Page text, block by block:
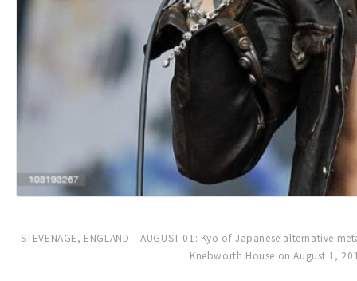
STEVENAGE, ENGLAND – AUGUST 01: Kyo of Japanese
Knebworth House on August 1,